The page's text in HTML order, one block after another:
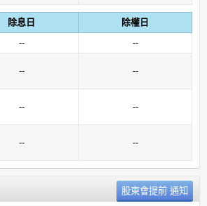
除息日
除權日
--
--
-- --
-- --
-- --